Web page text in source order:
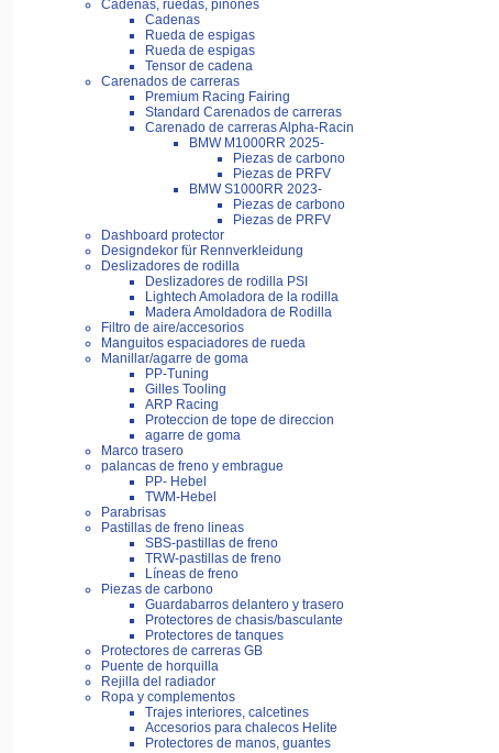
Cadenas, ruedas, pinones
Cadenas
Rueda de espigas
Rueda de espigas
Tensor de cadena
Carenados de carreras
Premium Racing Fairing
Standard Carenados de carreras
Carenado de carreras Alpha-Racin
BMW M1000RR 2025-
Piezas de carbono
Piezas de PRFV
BMW S1000RR 2023-
Piezas de carbono
Piezas de PRFV
Dashboard protector
Designdekor für Rennverkleidung
Deslizadores de rodilla
Deslizadores de rodilla PSI
Lightech Amoladora de la rodilla
Madera Amoldadora de Rodilla
Filtro de aire/accesorios
Manguitos espaciadores de rueda
Manillar/agarre de goma
PP-Tuning
Gilles Tooling
ARP Racing
Proteccion de tope de direccion
agarre de goma
Marco trasero
palancas de freno y embrague
PP- Hebel
TWM-Hebel
Parabrisas
Pastillas de freno lineas
SBS-pastillas de freno
TRW-pastillas de freno
Líneas de freno
Piezas de carbono
Guardabarros delantero y trasero
Protectores de chasis/basculante
Protectores de tanques
Protectores de carreras GB
Puente de horquilla
Rejilla del radiador
Ropa y complementos
Trajes interiores, calcetines
Accesorios para chalecos Helite
Protectores de manos, guantes